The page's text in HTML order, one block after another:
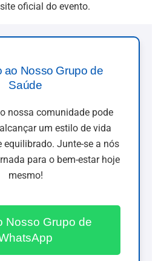
oficial do evento.
ao Nosso Grupo de
Saúde
nossa comunidade pode
um estilo de vida
equilibrado. Junte-se a nós
para o bem-estar hoje
mesmo!
Nosso Grupo de